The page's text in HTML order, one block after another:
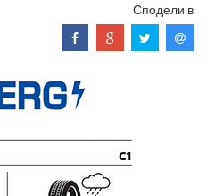
Сподели в
C1